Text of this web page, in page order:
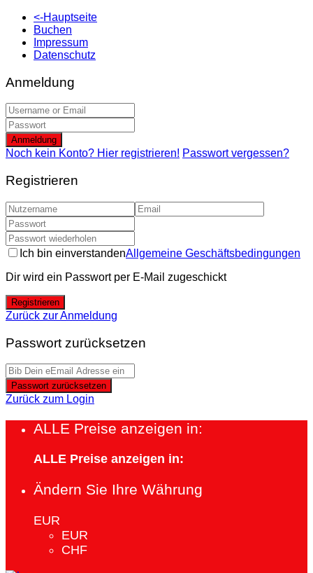
<-Hauptseite
Buchen
Impressum
Datenschutz
Anmeldung
Anmeldung
Noch kein Konto? Hier registrieren! Passwort vergessen?
Registrieren
Ich bin einverstandenAllgemeine Geschäftsbedingungen
Dir wird ein Passwort per E-Mail zugeschickt
Registrieren
Zurück zur Anmeldung
Passwort zurücksetzen
Passwort zurücksetzen
Zurück zum Login
ALLE Preise anzeigen in:
ALLE Preise anzeigen in:
Ändern Sie Ihre Währung
EUR
EUR
CHF